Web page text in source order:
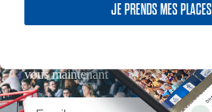
JE PRENDS MES PLACES
Actualités, nouveautés,
billetterie, remises
vous maintenant